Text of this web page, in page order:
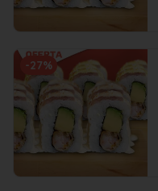
-27%